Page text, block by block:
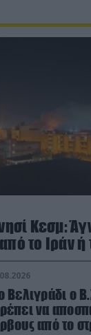
Κεσμ:
το Ιράν ή
Βελιγράδι ο
να
από το